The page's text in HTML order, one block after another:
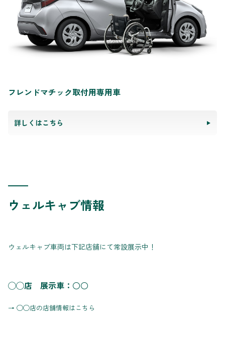
フレンドマチック取付用専用車
詳しくはこちら
ウェルキャブ情報
ウェルキャブ車両は下記店舗にて常設展示中！
◯◯店 展示車：○○
→ ◯◯店の店舗情報はこちら